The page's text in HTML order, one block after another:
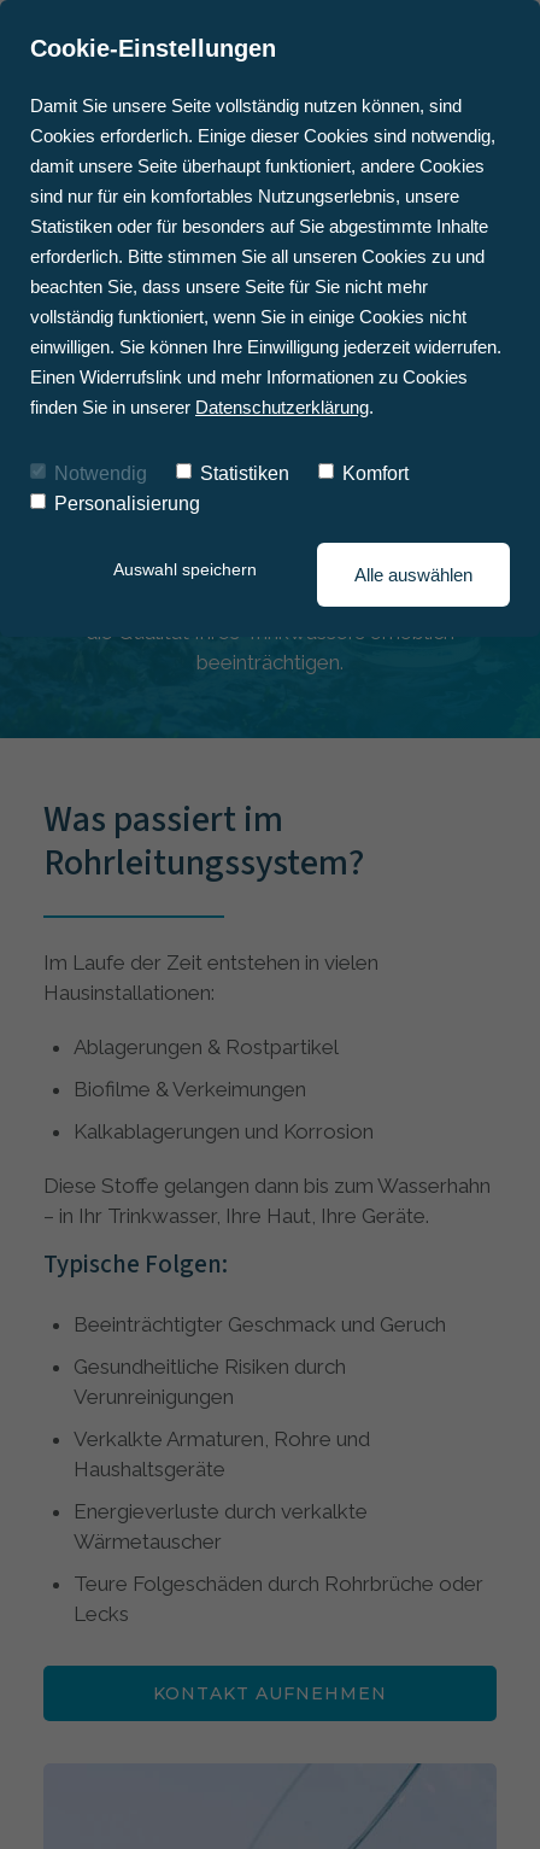
HEIZUNGSSYSTEME
• PELLETHEIZUNG
• HYBRIDSYSTEM:
GASBRENNWERT &
SOLAR
•
STAATLICHE
WARTUNG
WÄRMEPUMPEN
ANGEBOTSSERVICE
WÄRMEPUMPEN-CHECK
TERMIN BUCHEN
AUSBILDUNG
FRAG DEN FACHMANN
Sauberes Trinkwasser
beginnt im eigenen Zuhause
Wasseraufbereitung, Vitalisierung
und chemiefreier Schutz vor Kalk &
Korrosion – mit Permatrade
bestkontrollierten Lebensmitteln – bis zum
Hausanschluss. Doch ab diesem Punkt liegt die
Verantwortung für die Wasserqualität bei Ihnen
als Eigentümer. Was viele nicht wissen: Alte oder
schlecht gewartete Leitungen im Haus können
die Qualität Ihres Trinkwassers erheblich
beeinträchtigen.
Was passiert im
Rohrleitungssystem?
Im Laufe der Zeit entstehen in vielen
Hausinstallationen:
Ablagerungen & Rostpartikel
Biofilme & Verkeimungen
Kalkablagerungen und Korrosion
Diese Stoffe gelangen dann bis zum Wasserhahn
– in Ihr Trinkwasser, Ihre Haut, Ihre Geräte.
Typische Folgen:
Beeinträchtigter Geschmack und Geruch
Gesundheitliche Risiken durch
Verunreinigungen
Verkalkte Armaturen, Rohre und
Haushaltsgeräte
Energieverluste durch verkalkte
Wärmetauscher
Teure Folgeschäden durch Rohrbrüche oder
Lecks
KONTAKT AUFNEHMEN
Cookie-Einstellungen
Damit Sie unsere Seite vollständig nutzen können, sind
Cookies erforderlich. Einige dieser Cookies sind notwendig,
damit unsere Seite überhaupt funktioniert, andere Cookies
sind nur für ein komfortables Nutzungserlebnis, unsere
Statistiken oder für besonders auf Sie abgestimmte Inhalte
erforderlich. Bitte stimmen Sie all unseren Cookies zu und
beachten Sie, dass unsere Seite für Sie nicht mehr
vollständig funktioniert, wenn Sie in einige Cookies nicht
einwilligen. Sie können Ihre Einwilligung jederzeit widerrufen.
Einen Widerrufslink und mehr Informationen zu Cookies
finden Sie in unserer Datenschutzerklärung.
Notwendig Statistiken
Komfort
Personalisierung
Auswahl speichern Alle auswählen